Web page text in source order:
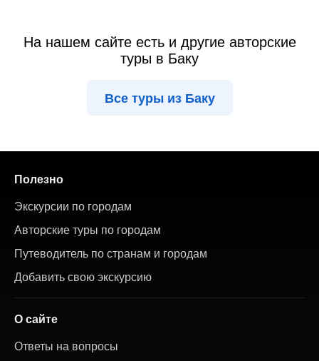
На нашем сайте есть и другие авторские
туры в Баку
Все туры из Баку
Полезно
Экскурсии по городам
Авторские туры по городам
Путеводитель по странам и городам
Добавить свою экскурсию
О сайте
Ответы на вопросы